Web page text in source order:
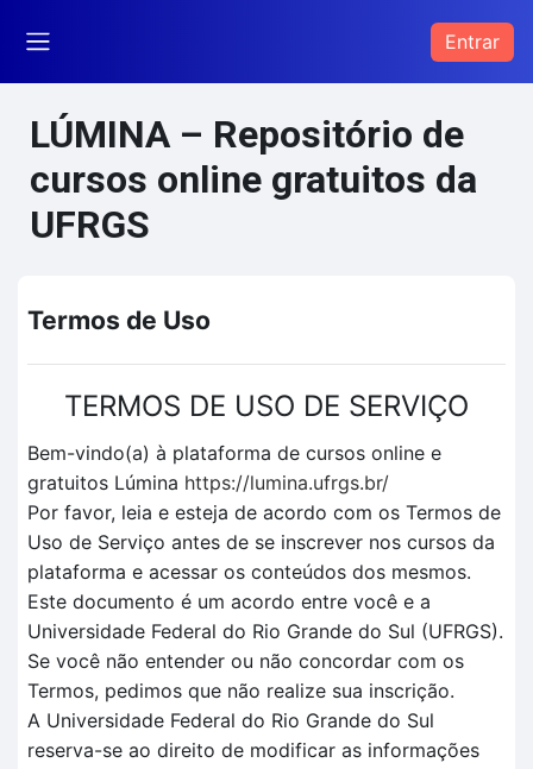
Entrar
LÚMINA – Repositório de
cursos online gratuitos da
UFRGS
Termos de Uso
TERMOS DE USO DE SERVIÇO
Bem-vindo(a) à plataforma de cursos online e
gratuitos Lúmina https://lumina.ufrgs.br/
Por favor, leia e esteja de acordo com os Termos de
Uso de Serviço antes de se inscrever nos cursos da
plataforma e acessar os conteúdos dos mesmos.
Este documento é um acordo entre você e a
Universidade Federal do Rio Grande do Sul (UFRGS).
Se você não entender ou não concordar com os
Termos, pedimos que não realize sua inscrição.
A Universidade Federal do Rio Grande do Sul
reserva-se ao direito de modificar as informações